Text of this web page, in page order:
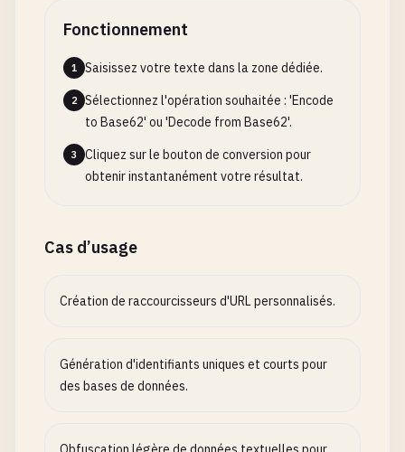
Fonctionnement
1 Saisissez votre texte dans la zone dédiée.
2
Sélectionnez l'opération souhaitée : 'Encode
to Base62' ou 'Decode from Base62'.
3
Cliquez sur le bouton de conversion pour
obtenir instantanément votre résultat.
Cas d’usage
Création de raccourcisseurs d'URL personnalisés.
Génération d'identifiants uniques et courts pour
des bases de données.